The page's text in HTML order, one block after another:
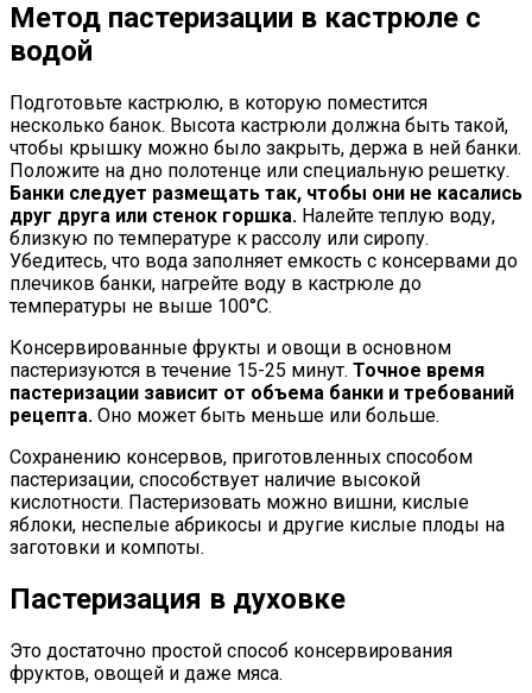
Метод пастеризации в кастрюле с
водой
Подготовьте кастрюлю, в которую поместится
несколько банок. Высота кастрюли должна быть такой,
чтобы крышку можно было закрыть, держа в ней банки.
Положите на дно полотенце или специальную решетку.
Банки следует размещать так, чтобы они не касались
друг друга или стенок горшка. Налейте теплую воду,
близкую по температуре к рассолу или сиропу.
Убедитесь, что вода заполняет емкость с консервами до
плечиков банки, нагрейте воду в кастрюле до
температуры не выше 100°C.
Консервированные фрукты и овощи в основном
пастеризуются в течение 15-25 минут. Точное время
пастеризации зависит от объема банки и требований
рецепта. Оно может быть меньше или больше.
Сохранению консервов, приготовленных способом
пастеризации, способствует наличие высокой
кислотности. Пастеризовать можно вишни, кислые
яблоки, неспелые абрикосы и другие кислые плоды на
заготовки и компоты.
Пастеризация в духовке
Это достаточно простой способ консервирования
фруктов, овощей и даже мяса.